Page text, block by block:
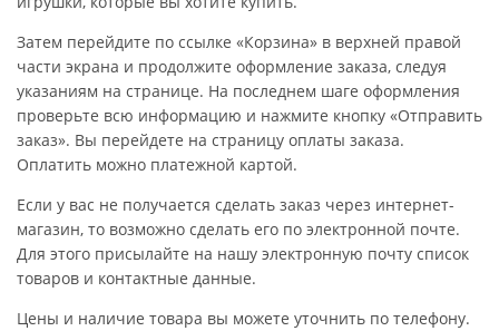
Затем перейдите по ссылке «Корзина» в верхней правой
части экрана и продолжите оформление заказа, следуя
указаниям на странице. На последнем шаге оформления
проверьте всю информацию и нажмите кнопку «Отправить
заказ». Вы перейдете на страницу оплаты заказа.
Оплатить можно платежной картой.
Если у вас не получается сделать заказ через интернет-
магазин, то возможно сделать его по электронной почте.
Для этого присылайте на нашу электронную почту список
товаров и контактные данные.
Цены и наличие товара вы можете уточнить по телефону.